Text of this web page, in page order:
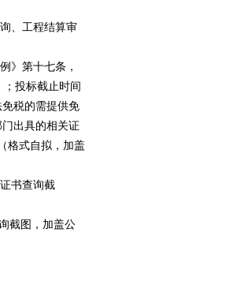
、工程结算审
》第十七条，
投标截止时间
税的需提供免
出具的相关证
格式自拟，加盖
书查询截
截图，加盖公